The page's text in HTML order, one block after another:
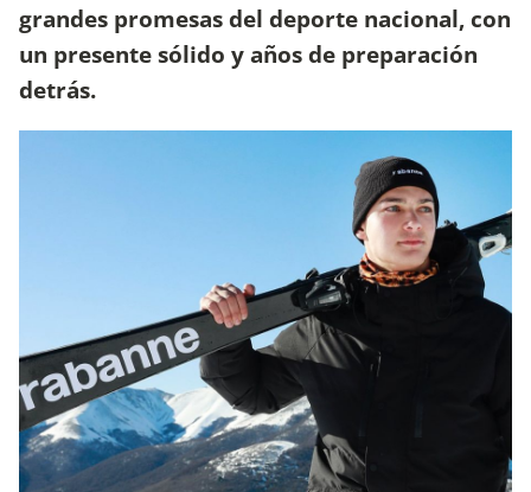
grandes promesas del deporte nacional, con
un presente sólido y años de preparación
detrás.